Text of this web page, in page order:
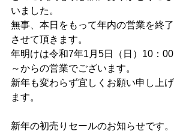
いました。
無事、本日をもって年内の営業を終了
させて頂きます。
年明けは令和7年1月5日（日）10：00
～からの営業でございます。
新年も変わらず宜しくお願い申し上げ
ます。
新年の初売りセールのお知らせです。